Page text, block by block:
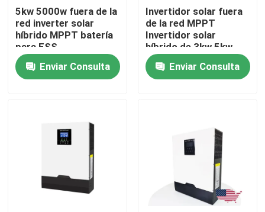
Inicio
Productos
VR Show
Sobre nosotros
Visita a la fábrica
Control de Calidad
5kw 5000w fuera de la
red inverter solar
híbrido MPPT batería
para ESS
Enviar Consulta
Invertidor solar fuera
de la red MPPT
Invertidor solar
híbrido de 3kw 5kw
Enviar Consulta